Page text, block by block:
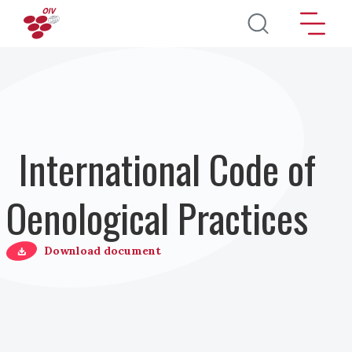
Pasar al contenido principal
International Code of
Oenological Practices
Download document